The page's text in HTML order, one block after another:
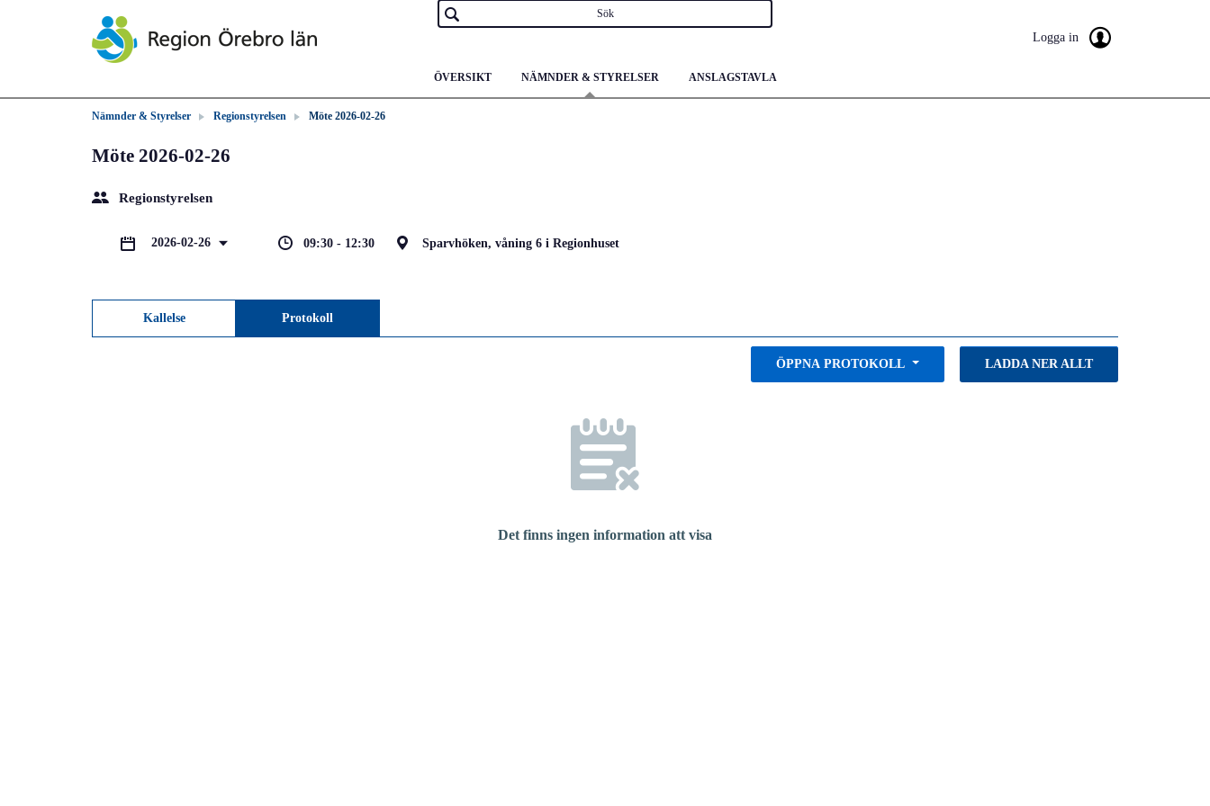
Logga in
ÖVERSIKT NÄMNDER & STYRELSER ANSLAGSTAVLA
Nämnder & Styrelser Regionstyrelsen Möte 2026-02-26
Möte 2026-02-26
Regionstyrelsen
2026-02-26 09:30 - 12:30 Sparvhöken, våning 6 i Regionhuset
Kallelse Protokoll
ÖPPNA PROTOKOLL LADDA NER ALLT
Det finns ingen information att visa